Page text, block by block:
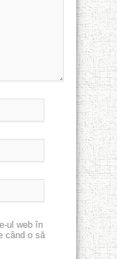
ul web în
când o să